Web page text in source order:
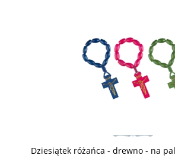
Dziesiątek różańca - drewno - na